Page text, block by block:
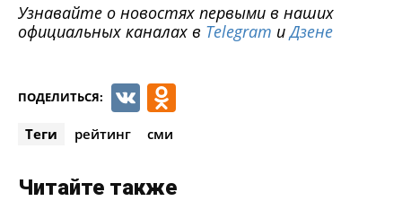
Узнавайте о новостях первыми в наших
официальных каналах в Telegram иДзене
ПОДЕЛИТЬСЯ: VK
Теги рейтинг сми
Читайте также